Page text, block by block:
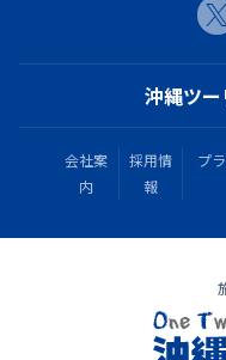
沖縄ツ
会社案
内
採用情
報
プ